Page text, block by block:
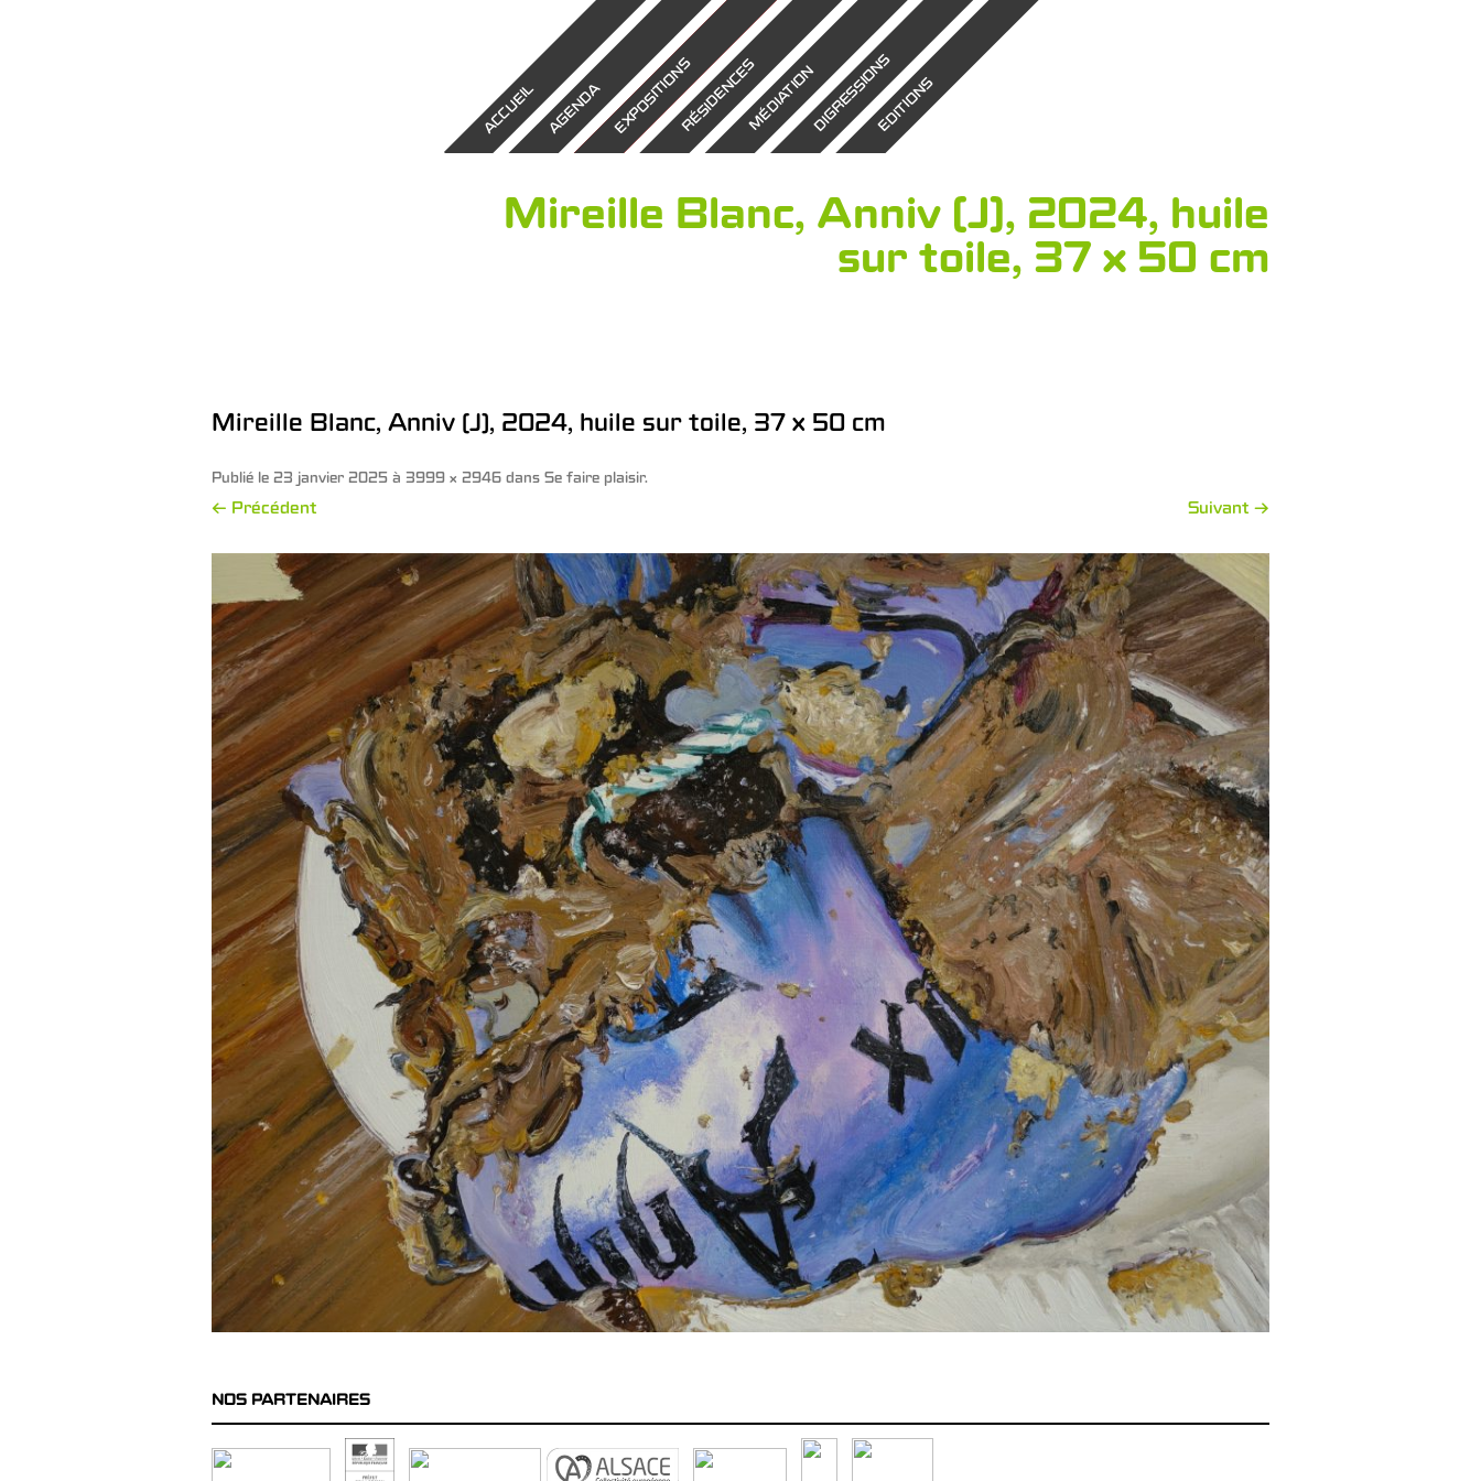
ACCUEILAGENDAEXPOSITIONSRÉSIDENCESMÉDIATIONDIGRESSIONSEDITIONS
Mireille Blanc, Anniv (J), 2024, huile
sur toile, 37 x 50 cm
Mireille Blanc, Anniv (J), 2024, huile sur toile, 37 x 50 cm
Publié le 23 janvier 2025 à 3999 × 2946 dans Se faire plaisir.
← Précédent Suivant →
NOS PARTENAIRES